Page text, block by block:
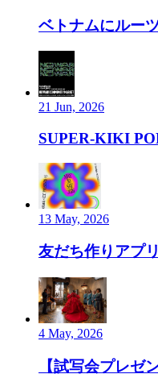
ベトナムにルー
21 Jun, 2026
SUPER-KIKI
13 May, 2026
友だち作りアプ
4 May, 2026
【試写会プレゼ